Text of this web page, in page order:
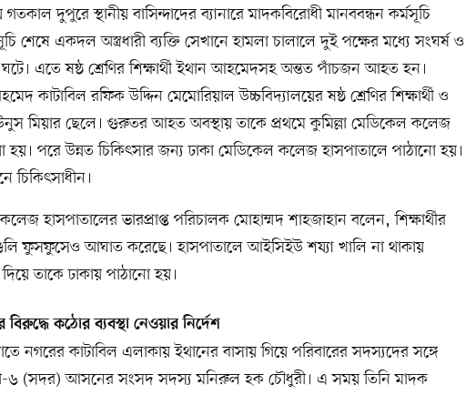
দুপুরে স্থানীয় বাসিন্দাদের ব্যানারে মাদকবিরোধী মানববন্ধন কর্মসূচি
শেষে একদল অস্ত্রধারী ব্যক্তি সেখানে হামলা চালালে দুই পক্ষের মধ্যে সংঘর্ষ ও
এতে ষষ্ঠ শ্রেণির শিক্ষার্থী ইথান আহমেদসহ অন্তত পাঁচজন আহত হন।
কাটাবিল রফিক উদ্দিন মেমোরিয়াল উচ্চবিদ্যালয়ের ষষ্ঠ শ্রেণির শিক্ষার্থী ও
মিয়ার ছেলে। গুরুতর আহত অবস্থায় তাকে প্রথমে কুমিল্লা মেডিকেল কলেজ
হয়। পরে উন্নত চিকিৎসার জন্য ঢাকা মেডিকেল কলেজ হাসপাতালে পাঠানো হয়।
চিকিৎসাধীন।
হাসপাতালের ভারপ্রাপ্ত পরিচালক মোহাম্মদ শাহজাহান বলেন, শিক্ষার্থীর
ফুসফুসেও আঘাত করেছে। হাসপাতালে আইসিইউ শয্যা খালি না থাকায়
তাকে ঢাকায় পাঠানো হয়।
বিরুদ্ধে কঠোর ব্যবস্থা নেওয়ার নির্দেশ
নগরের কাটাবিল এলাকায় ইথানের বাসায় গিয়ে পরিবারের সদস্যদের সঙ্গে
৬ (সদর) আসনের সংসদ সদস্য মনিরুল হক চৌধুরী। এ সময় তিনি মাদক